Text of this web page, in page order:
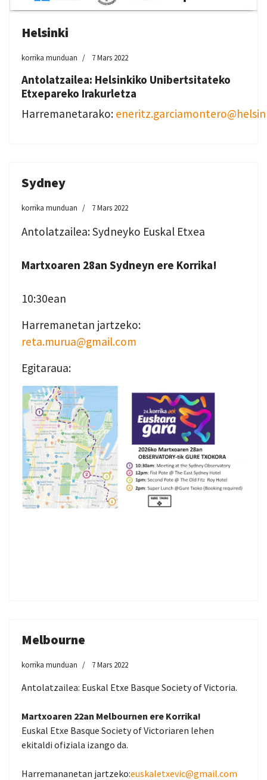
Helsinki
korrika munduan 7 Mars 2022
Antolatzailea: Helsinkiko Unibertsitateko
Etxepareko Irakurletza
Harremanetarako:
Sydney
korrika munduan 7 Mars 2022
Antolatzailea: Sydneyko Euskal Etxea
Martxoaren 28an Sydneyn ere Korrika!
10:30ean
Harremanetan jartzeko:
reta.murua@gmail.com
Egitaraua:
Melbourne
korrika munduan 7 Mars 2022
Antolatzailea: Euskal Etxe Basque Society of Victoria.
Martxoaren 22an Melbournen ere Korrika!
Euskal Etxe Basque Society of Victoriaren lehen
ekitaldi ofiziala izango da.
Harremananetan jartzeko:euskaletxevic@gmail.com